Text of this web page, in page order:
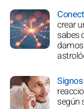
crear
sabes
según